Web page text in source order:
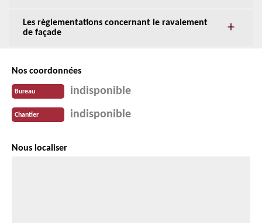
Les règlementations concernant le ravalement
de façade
Nos coordonnées
Bureau indisponible
Chantier indisponible
Nous localiser